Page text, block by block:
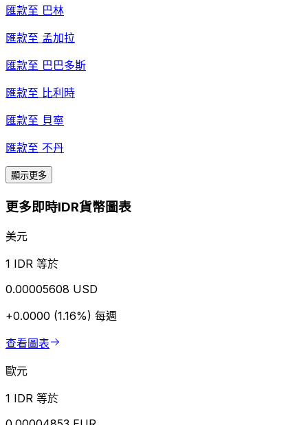
匯款至 巴林
匯款至 孟加拉
匯款至 巴巴多斯
匯款至 比利時
匯款至 貝寧
匯款至 不丹
顯示更多
更多即時IDR貨幣圖表
美元
1 IDR 等於
0.00005608 USD
+0.0000 (1.16%) 每週
查看圖表
歐元
1 IDR 等於